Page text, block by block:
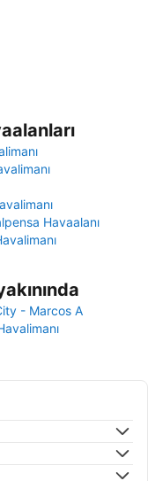
Havaalanı
- Marcos A